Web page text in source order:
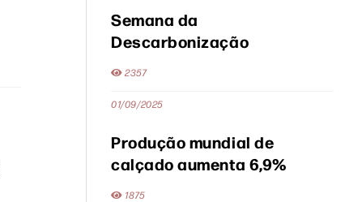
Semana da
Descarbonização
2357
01/09/2025
Produção mundial de
calçado aumenta 6,9%
1875